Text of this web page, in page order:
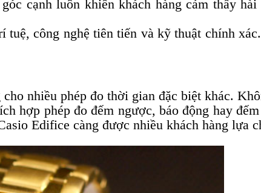
cạnh luôn khiến khách hàng cảm thấy
tuệ, công nghệ tiên tiến và kỹ thuật chính
nhiều phép đo thời gian đặc biệt khác.
hợp phép đo đếm ngược, báo động hay
Edifice càng được nhiều khách hàng lựa